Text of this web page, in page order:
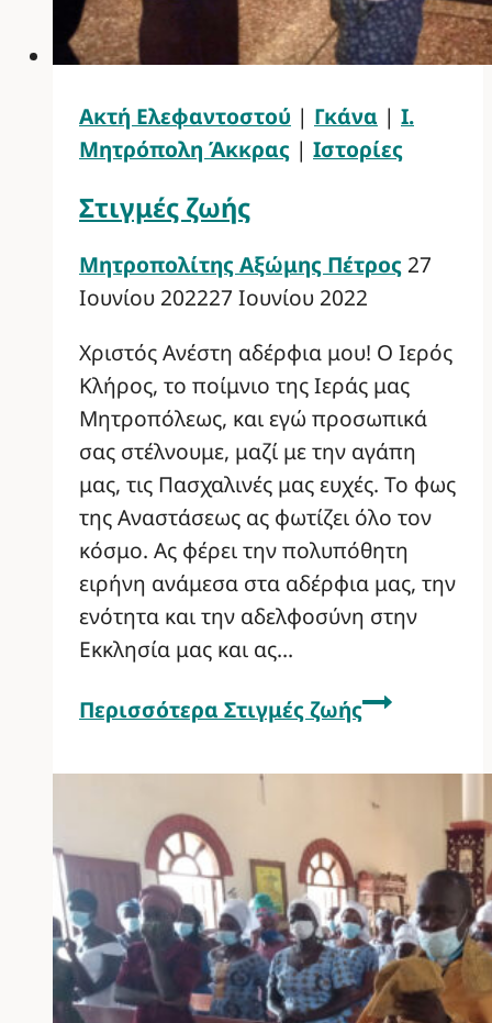
Ακτή Ελεφαντοστού | Γκάνα | Ι.
Μητρόπολη Άκκρας | Ιστορίες
Στιγμές ζωής
Μητροπολίτης Αξώμης Πέτρος 27
Ιουνίου 202227 Ιουνίου 2022
Χριστός Ανέστη αδέρφια μου! Ο Ιερός
Κλήρος, το ποίμνιο της Ιεράς μας
Μητροπόλεως, και εγώ προσωπικά
σας στέλνουμε, μαζί με την αγάπη
μας, τις Πασχαλινές μας ευχές. Το φως
της Αναστάσεως ας φωτίζει όλο τον
κόσμο. Ας φέρει την πολυπόθητη
ειρήνη ανάμεσα στα αδέρφια μας, την
ενότητα και την αδελφοσύνη στην
Εκκλησία μας και ας…
Περισσότερα Στιγμές ζωής